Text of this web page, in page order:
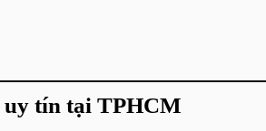
uy tín tại TPHCM